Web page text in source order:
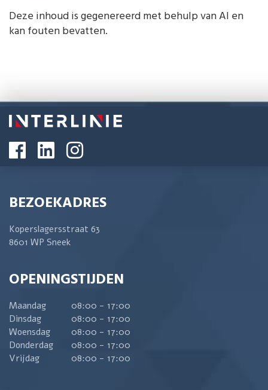
Deze inhoud is gegenereerd met behulp van AI en
kan fouten bevatten.
BEZOEKADRES
Koperslagersstraat 63
8601 WP Sneek
OPENINGSTIJDEN
Maandag
08:00 - 17:00
Dinsdag
08:00 - 17:00
Woensdag
08:00 - 17:00
Donderdag
08:00 - 17:00
Vrijdag
08:00 - 17:00